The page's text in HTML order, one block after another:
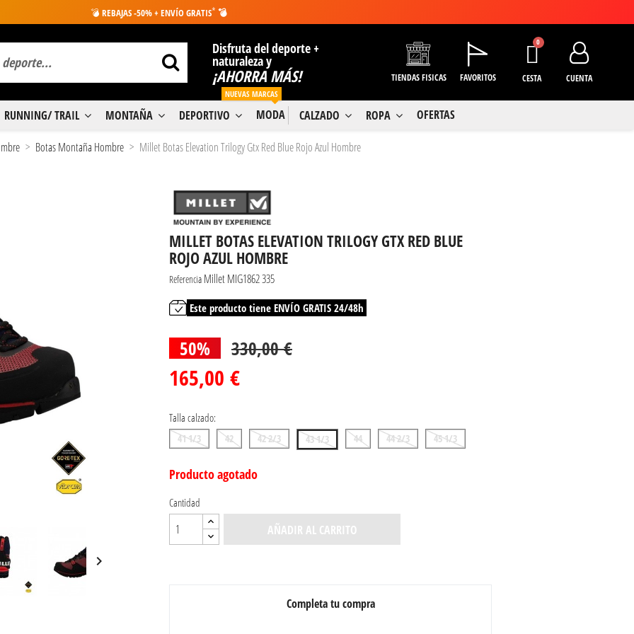
💣 REBAJAS -50% + ENVÍO GRATIS* 💣
Disfruta del deporte +
naturaleza y
¡AHORRA MÁS! TIENDAS FISICAS FAVORITOS CESTA CUENTA
RUNNING/ TRAIL MONTAÑA DEPORTIVO MODA
NUEVAS MARCAS
CALZADO ROPA OFERTAS
Botas Montaña Hombre Millet Botas Elevation Trilogy Gtx Red Blue Rojo Azul Hombre

MILLET BOTAS ELEVATION TRILOGY GTX RED BLUE
ROJO AZUL HOMBRE
Referencia Millet MIG1862 335
Este producto tiene ENVÍO GRATIS 24/48h
50% 330,00 €
165,00 €
Talla calzado:
41 1/3 42 42 2/3 43 1/3 44 44 2/3 45 1/3
Producto agotado
Cantidad
AÑADIR AL CARRITO
Completa tu compra